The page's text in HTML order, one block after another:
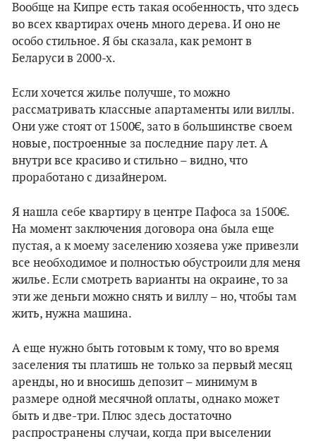
Вообще на Кипре есть такая особенность, что здесь
во всех квартирах очень много дерева. И оно не
особо стильное. Я бы сказала, как ремонт в
Беларуси в 2000-х.
Если хочется жилье получше, то можно
рассматривать классные апартаменты или виллы.
Они уже стоят от 1500€, зато в большинстве своем
новые, построенные за последние пару лет. А
внутри все красиво и стильно – видно, что
проработано с дизайнером.
Я нашла себе квартиру в центре Пафоса за 1500€.
На момент заключения договора она была еще
пустая, а к моему заселению хозяева уже привезли
все необходимое и полностью обустроили для меня
жилье. Если смотреть варианты на окраине, то за
эти же деньги можно снять и виллу – но, чтобы там
жить, нужна машина.
А еще нужно быть готовым к тому, что во время
заселения ты платишь не только за первый месяц
аренды, но и вносишь депозит – минимум в
размере одной месячной оплаты, однако может
быть и две-три. Плюс здесь достаточно
распространены случаи, когда при выселении